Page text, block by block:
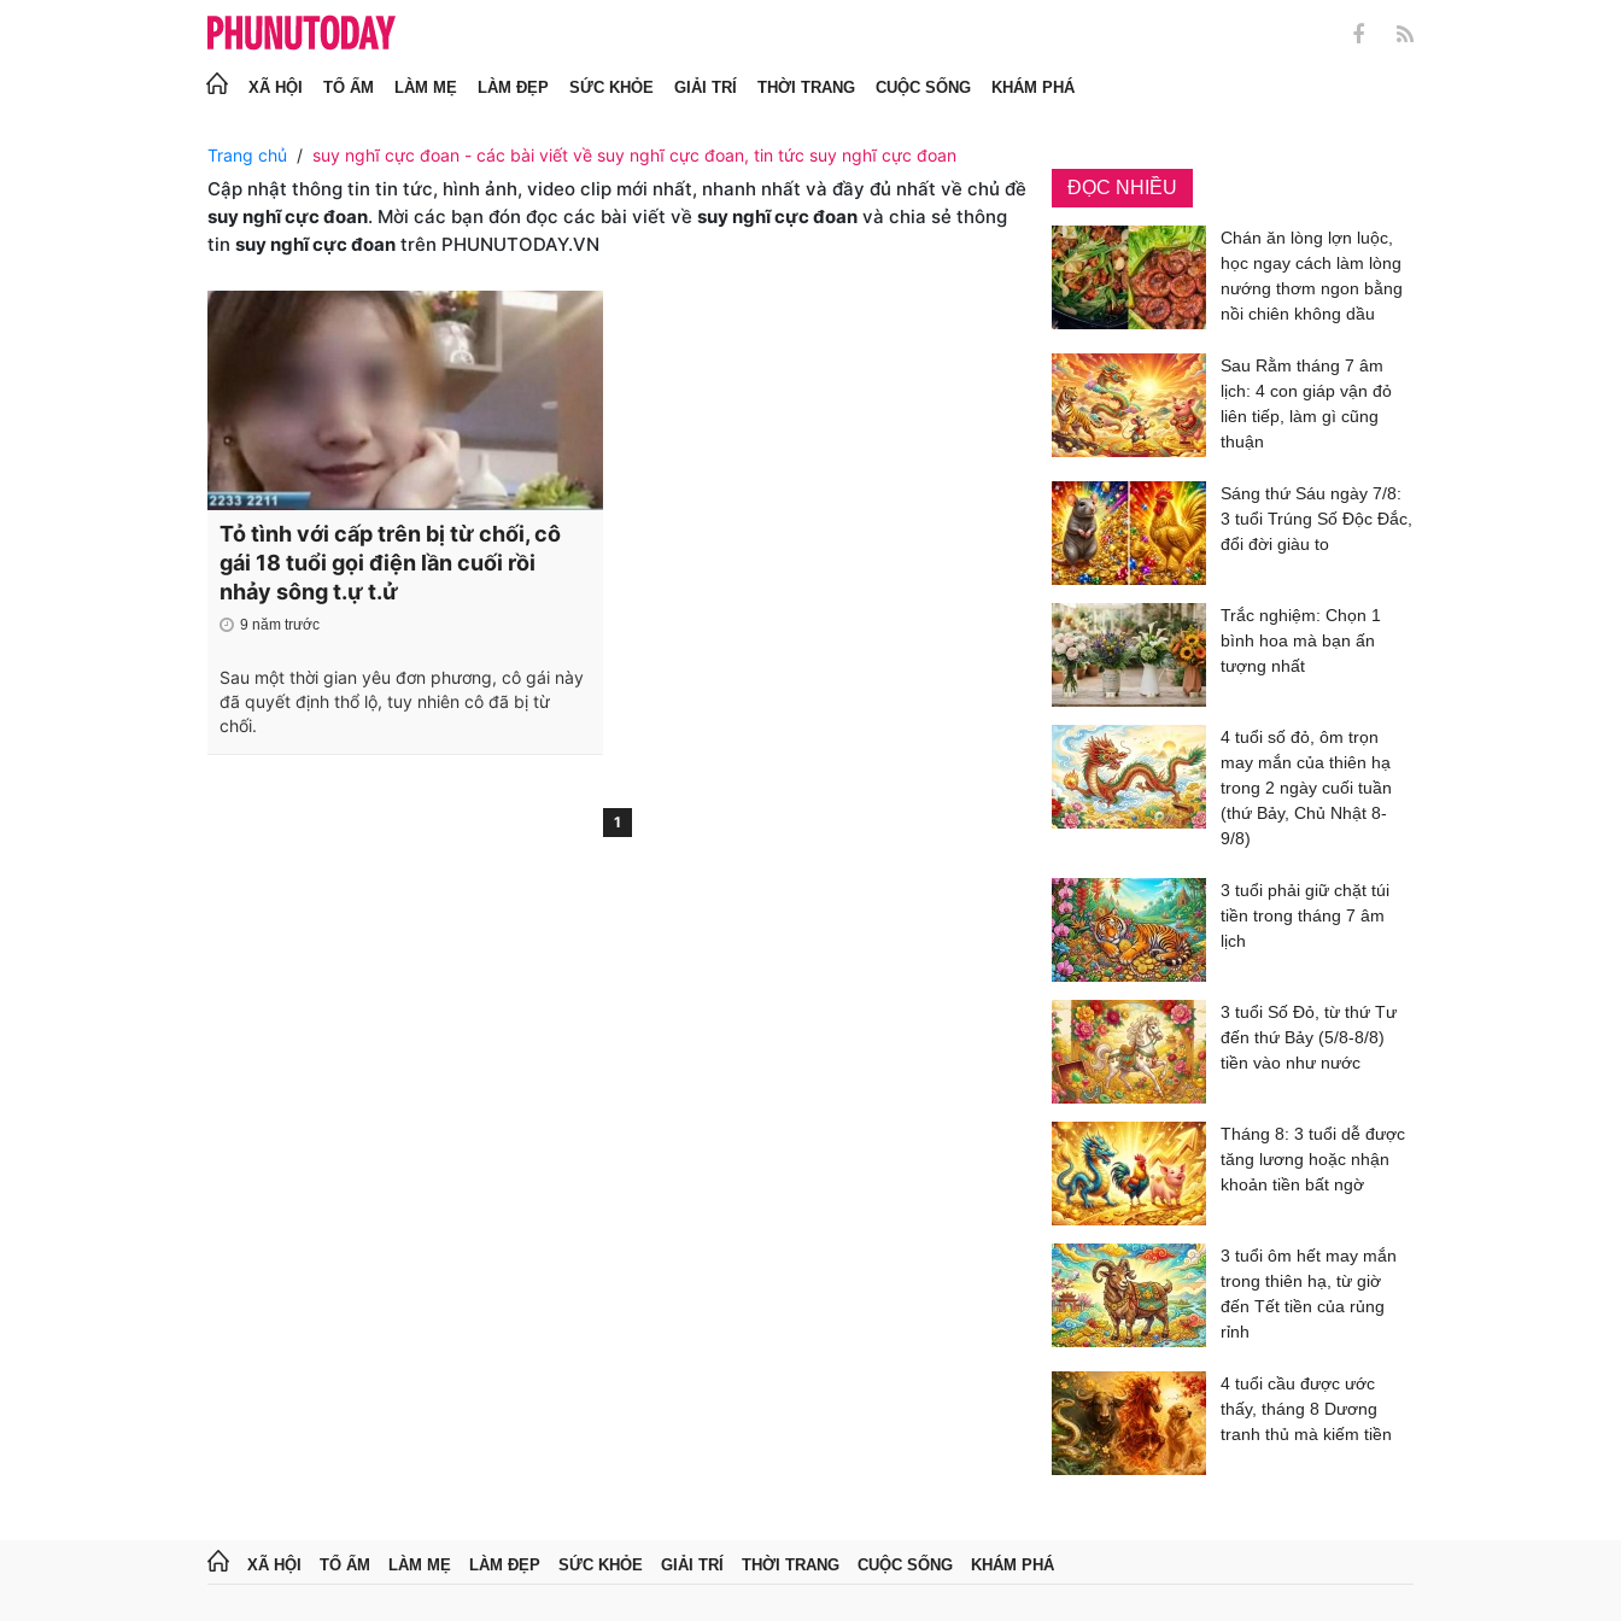
XÃ HỘI TỔ ẤM LÀM MẸ LÀM ĐẸP SỨC KHỎE GIẢI TRÍ THỜI TRANG CUỘC SỐNG KHÁM PHÁ
Trang chủ suy nghĩ cực đoan - các bài viết về suy nghĩ cực đoan, tin tức suy nghĩ cực đoan
Cập nhật thông tin tin tức, hình ảnh, video clip mới nhất, nhanh nhất và đầy đủ nhất về chủ đề
suy nghĩ cực đoan. Mời các bạn đón đọc các bài viết về suy nghĩ cực đoan và chia sẻ thông
tin suy nghĩ cực đoan trên PHUNUTODAY.VN
Tỏ tình với cấp trên bị từ chối, cô
gái 18 tuổi gọi điện lần cuối rồi
nhảy sông t.ự t.ử
9 năm trước
Sau một thời gian yêu đơn phương, cô gái này
đã quyết định thổ lộ, tuy nhiên cô đã bị từ
chối.
1
ĐỌC NHIỀU
Chán ăn lòng lợn luộc,
học ngay cách làm lòng
nướng thơm ngon bằng
nồi chiên không dầu
Sau Rằm tháng 7 âm
lịch: 4 con giáp vận đỏ
liên tiếp, làm gì cũng
thuận
Sáng thứ Sáu ngày 7/8:
3 tuổi Trúng Số Độc Đắc,
đổi đời giàu to
Trắc nghiệm: Chọn 1
bình hoa mà bạn ấn
tượng nhất
4 tuổi số đỏ, ôm trọn
may mắn của thiên hạ
trong 2 ngày cuối tuần
(thứ Bảy, Chủ Nhật 8-
9/8)
3 tuổi phải giữ chặt túi
tiền trong tháng 7 âm
lịch
3 tuổi Số Đỏ, từ thứ Tư
đến thứ Bảy (5/8-8/8)
tiền vào như nước
Tháng 8: 3 tuổi dễ được
tăng lương hoặc nhận
khoản tiền bất ngờ
3 tuổi ôm hết may mắn
trong thiên hạ, từ giờ
đến Tết tiền của rủng
rỉnh
4 tuổi cầu được ước
thấy, tháng 8 Dương
tranh thủ mà kiếm tiền
XÃ HỘI TỔ ẤM LÀM MẸ LÀM ĐẸP SỨC KHỎE GIẢI TRÍ THỜI TRANG CUỘC SỐNG KHÁM PHÁ